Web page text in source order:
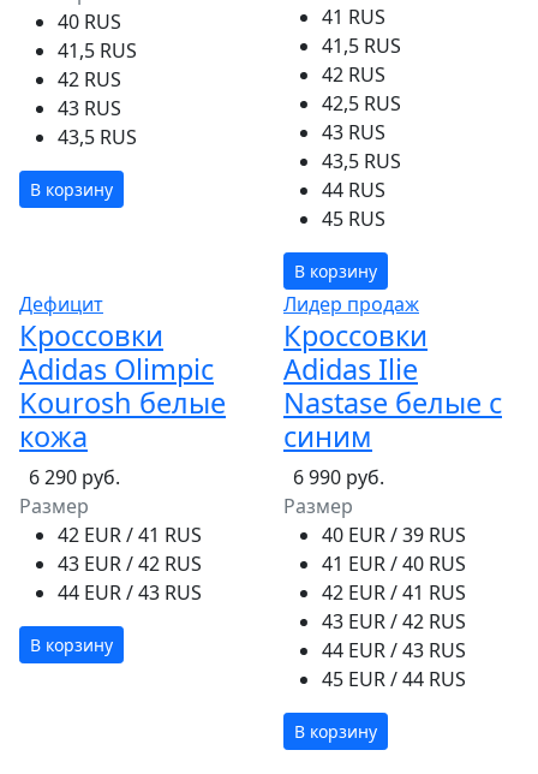
40 RUS
41,5 RUS
42 RUS
43 RUS
43,5 RUS
В корзину
41 RUS
41,5 RUS
42 RUS
42,5 RUS
43 RUS
43,5 RUS
44 RUS
45 RUS
В корзину
Дефицит
Кроссовки
Adidas Olimpic
Kourosh белые
кожа
6 290 руб.
Размер
42 EUR / 41 RUS
43 EUR / 42 RUS
44 EUR / 43 RUS
В корзину
Лидер продаж
Кроссовки
Adidas Ilie
Nastase белые с
синим
6 990 руб.
Размер
40 EUR / 39 RUS
41 EUR / 40 RUS
42 EUR / 41 RUS
43 EUR / 42 RUS
44 EUR / 43 RUS
45 EUR / 44 RUS
В корзину